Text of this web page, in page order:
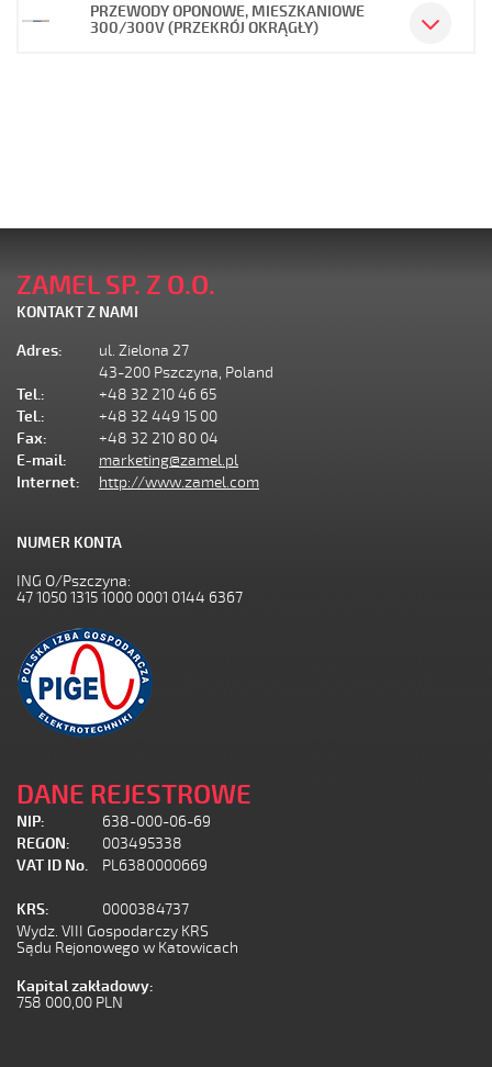
PRZEWODY OPONOWE, MIESZKANIOWE
300/300V (PRZEKRÓJ OKRĄGŁY)
ZAMEL SP. Z O.O.
KONTAKT Z NAMI
Adres:
ul. Zielona 27
43-200 Pszczyna, Poland
Tel.:
+48 32 210 46 65
Tel.:
+48 32 449 15 00
Fax:
+48 32 210 80 04
E-mail:
marketing@zamel.pl
Internet:
http://www.zamel.com
NUMER KONTA
ING O/Pszczyna:
47 1050 1315 1000 0001 0144 6367
DANE REJESTROWE
NIP:
638-000-06-69
REGON:
003495338
VAT ID No.
PL6380000669
KRS:
0000384737
Wydz. VIII Gospodarczy KRS
Sądu Rejonowego w Katowicach
Kapital zakładowy:
758 000,00 PLN